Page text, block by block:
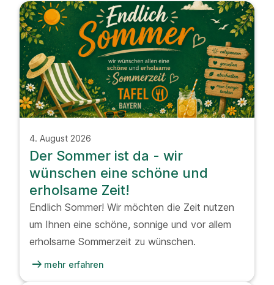
4. August 2026
Der Sommer ist da - wir
wünschen eine schöne und
erholsame Zeit!
Endlich Sommer! Wir möchten die Zeit nutzen
um Ihnen eine schöne, sonnige und vor allem
erholsame Sommerzeit zu wünschen.
arrow_right_alt mehr erfahren